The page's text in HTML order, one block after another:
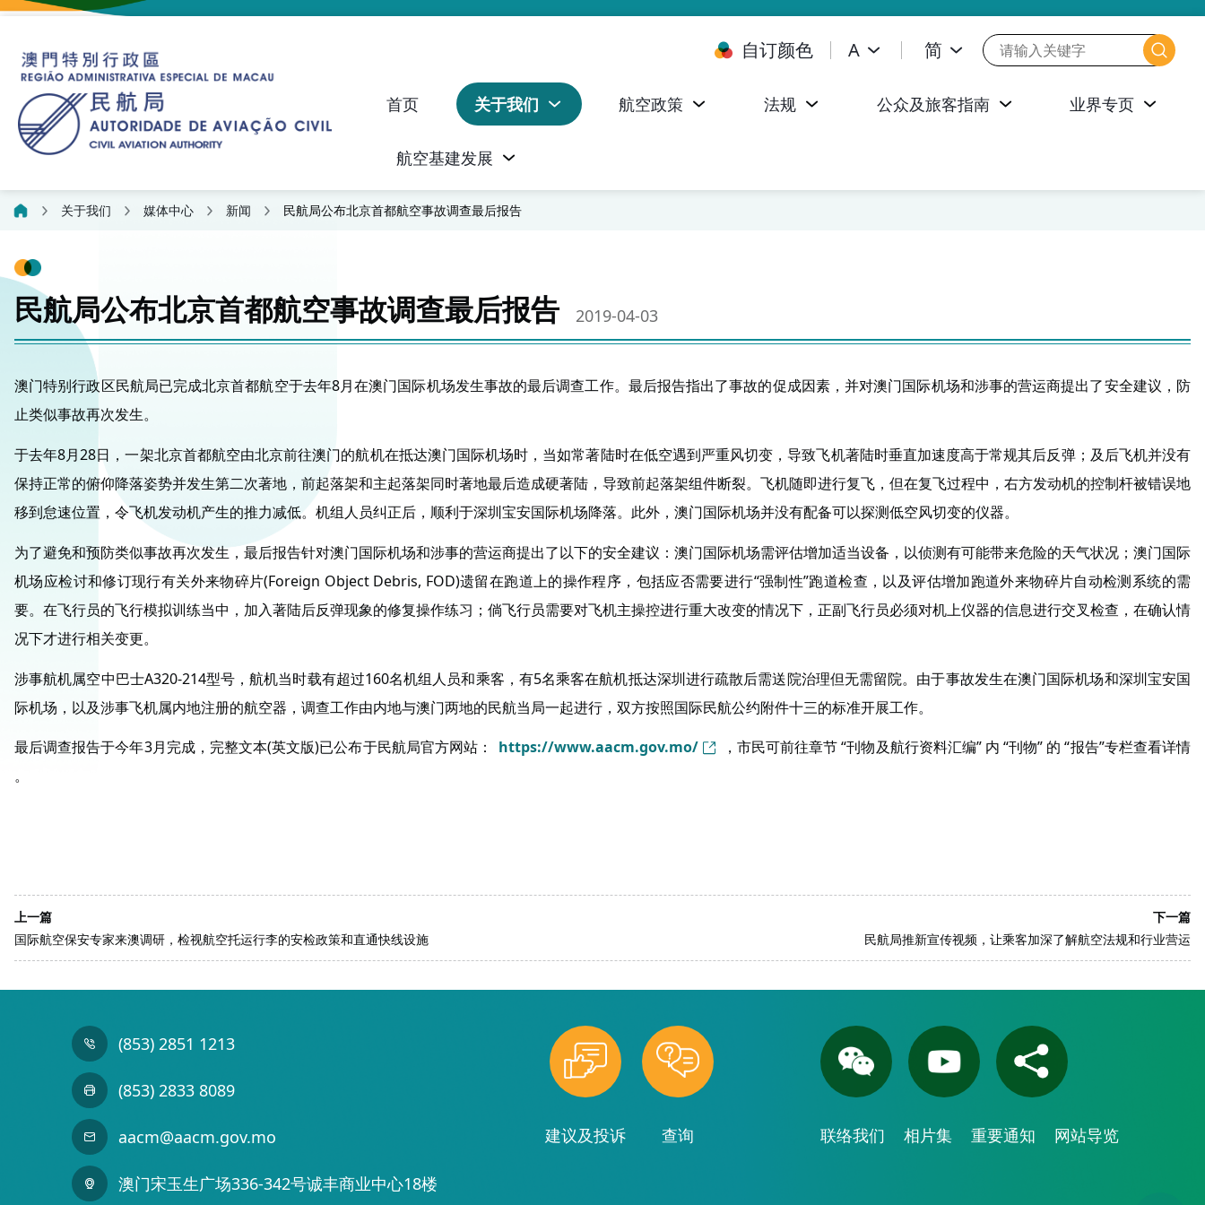
自订颜色 A 简
首页 关于我们 航空政策 法规 公众及旅客指南 业界专页
航空基建发展
关于我们 媒体中心 新闻 民航局公布北京首都航空事故调查最后报告
民航局公布北京首都航空事故调查最后报告 2019-04-03
澳门特别行政区民航局已完成北京首都航空于去年8月在澳门国际机场发生事故的最后调查工作。最后报告指出了事故的促成因素，并对澳门国际机场和涉事的营运商提出了安全建议，防
止类似事故再次发生。
于去年8月28日，一架北京首都航空由北京前往澳门的航机在抵达澳门国际机场时，当如常著陆时在低空遇到严重风切变，导致飞机著陆时垂直加速度高于常规其后反弹；及后飞机并没有
保持正常的俯仰降落姿势并发生第二次著地，前起落架和主起落架同时著地最后造成硬著陆，导致前起落架组件断裂。飞机随即进行复飞，但在复飞过程中，右方发动机的控制杆被错误地
移到怠速位置，令飞机发动机产生的推力减低。机组人员纠正后，顺利于深圳宝安国际机场降落。此外，澳门国际机场并没有配备可以探测低空风切变的仪器。
为了避免和预防类似事故再次发生，最后报告针对澳门国际机场和涉事的营运商提出了以下的安全建议：澳门国际机场需评估增加适当设备，以侦测有可能带来危险的天气状况；澳门国际
机场应检讨和修订现行有关外来物碎片(Foreign Object Debris, FOD)遗留在跑道上的操作程序，包括应否需要进行“强制性”跑道检查，以及评估增加跑道外来物碎片自动检测系统的需
要。在飞行员的飞行模拟训练当中，加入著陆后反弹现象的修复操作练习；倘飞行员需要对飞机主操控进行重大改变的情况下，正副飞行员必须对机上仪器的信息进行交叉检查，在确认情
况下才进行相关变更。
涉事航机属空中巴士A320-214型号，航机当时载有超过160名机组人员和乘客，有5名乘客在航机抵达深圳进行疏散后需送院治理但无需留院。由于事故发生在澳门国际机场和深圳宝安国
际机场，以及涉事飞机属内地注册的航空器，调查工作由内地与澳门两地的民航当局一起进行，双方按照国际民航公约附件十三的标准开展工作。
最后调查报告于今年3月完成，完整文本(英文版)已公布于民航局官方网站： https://www.aacm.gov.mo/
，市民可前往章节 “刊物及航行资料汇编” 内 “刊物” 的 “报告”专栏查看详情
。
上一篇
国际航空保安专家来澳调研，检视航空托运行李的安检政策和直通快线设施
下一篇
民航局推新宣传视频，让乘客加深了解航空法规和行业营运
(853) 2851 1213
(853) 2833 8089
aacm@aacm.gov.mo
澳门宋玉生广场336-342号诚丰商业中心18楼
建议及投诉 查询 联络我们 相片集 重要通知 网站导览